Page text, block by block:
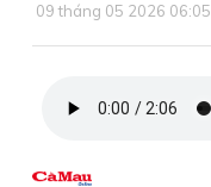
09 tháng 05 2026 06:05